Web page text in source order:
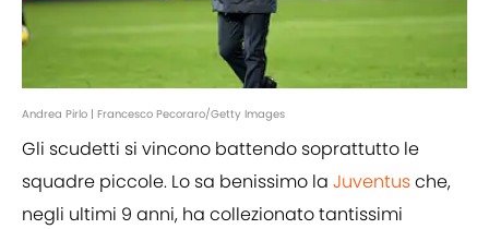
Andrea Pirlo | Francesco Pecoraro/Getty Images
Gli scudetti si vincono battendo soprattutto le
squadre piccole. Lo sa benissimo la Juventusche,
negli ultimi 9 anni, ha collezionato tantissimi